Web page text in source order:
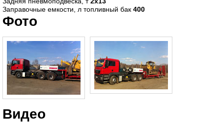
Заправочные емкости, л топливный бак 400
Фото
Видео